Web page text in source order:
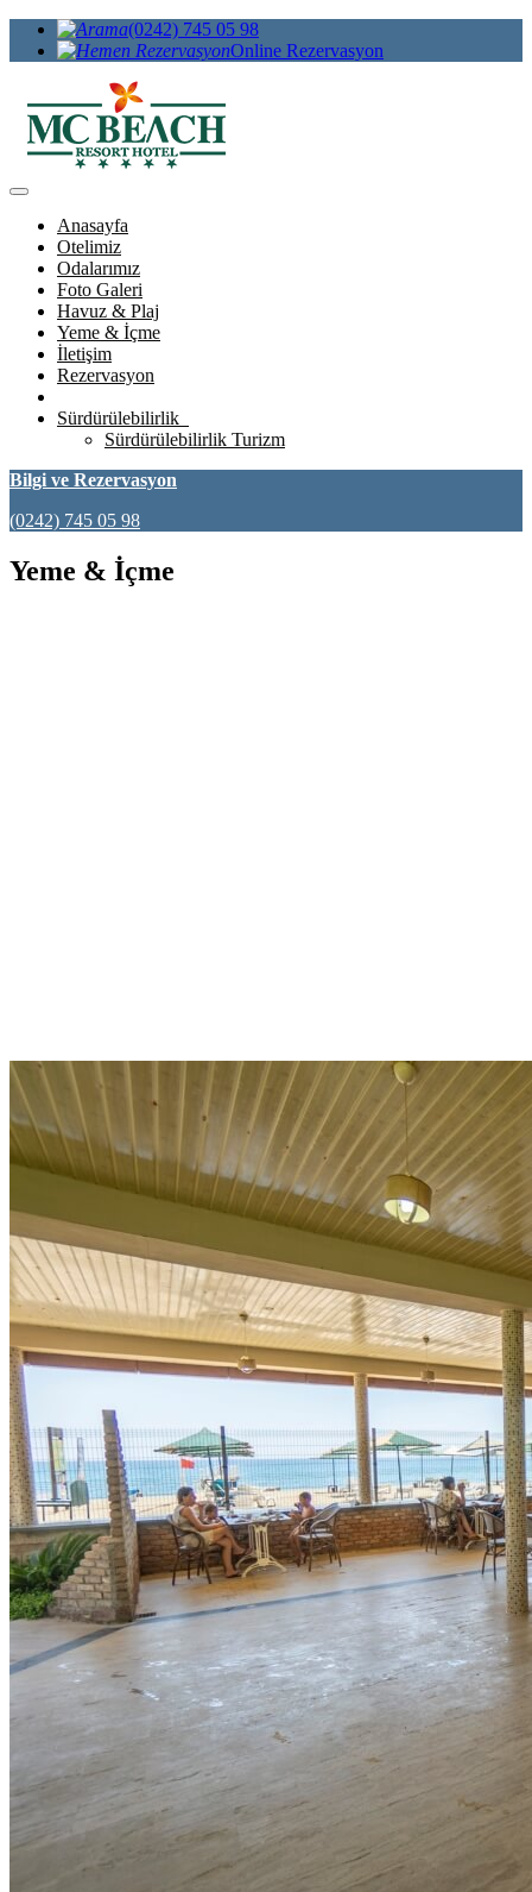
(0242) 745 05 98
Online Rezervasyon
Anasayfa
Otelimiz
Odalarımız
Foto Galeri
Havuz & Plaj
Yeme & İçme
İletişim
Rezervasyon
Sürdürülebilirlik
Sürdürülebilirlik Turizm
Bilgi ve Rezervasyon
(0242) 745 05 98
Yeme & İçme